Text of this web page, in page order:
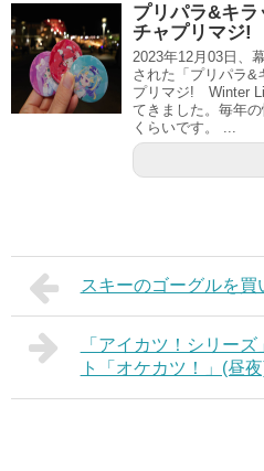
プリパラ&キ
チャプリマジ
2023年12月03日、
された「プリパラ
プリマジ! Winter
てきました。毎年
くらいです。 ...
スキーのゴーグルを買
「アイカツ！シリー
ト「オケカツ！」(昼